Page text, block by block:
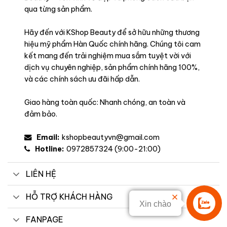
Công dụng
chóng, cho môi tươi tắn, rạng rỡ, che đi nét mệt mỏi, thiếu
sức sống trên môi.
Tạo hiệu ứng môi căng mọng: Chất son bóng vừa phải, tạo
hiệu ứng bóng khỏe, căng mọng tự nhiên cho đôi môi.
Duy trì đôi môi mềm mại, ẩm mượt: Với thành phần
Hyaluronic Acid, môi duy trì được độ ẩm cần thiết.
Liên hệ
Xin chào
qua từng sản phẩm.
Hãy đến với KShop Beauty để sở hữu những thương
hiệu mỹ phẩm Hàn Quốc chính hãng. Chúng tôi cam
kết mang đến trải nghiệm mua sắm tuyệt vời với
dịch vụ chuyên nghiệp, sản phẩm chính hãng 100%,
và các chính sách ưu đãi hấp dẫn.
Giao hàng toàn quốc: Nhanh chóng, an toàn và
đảm bảo.
Email: kshopbeautyvn@gmail.com
Hotline: 0972857324 (9:00-21:00)
LIÊN HỆ
HỖ TRỢ KHÁCH HÀNG
FANPAGE